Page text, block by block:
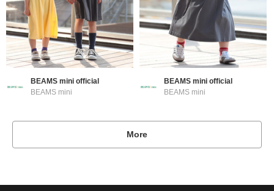
BEAMS mini official
BEAMS mini
BEAMS mini official
BEAMS mini
More